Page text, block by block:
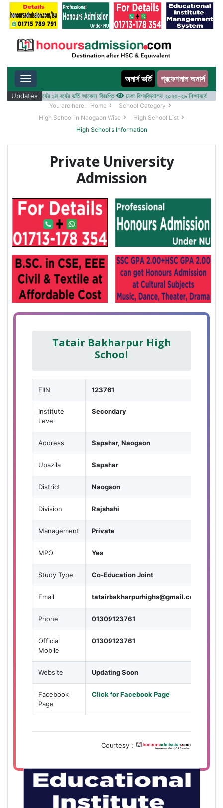
Toggle navigation অনার্স ভর্তি প্রফেশনাল অনার্স
Updates
২৬ শিক্ষাবর্ষের ১ম বর্ষের ভর্তি আবেদন বিজ্ঞপ্তি ঢাকা বিশ্ববিদ্যালয় ২০২৫-২৬ শিক্ষাবর্ষে
You are here: Home
School Category
High School in Naogaon Wise
High School List
High School's Information
Private University
Admission
Tatair Bakharpur High
School
EIIN 123761
Institute
Level
Secondary
Address Sapahar, Naogaon
Upazila Sapahar
District Naogaon
Division Rajshahi
Management Private
MPO Yes
Study Type Co-Education Joint
Email tatairbakharpurhighs@gmail.com
Phone 01309123761
Official
Mobile
01309123761
Website Updating Soon
Facebook
Page
Click for Facebook Page
Courtesy :